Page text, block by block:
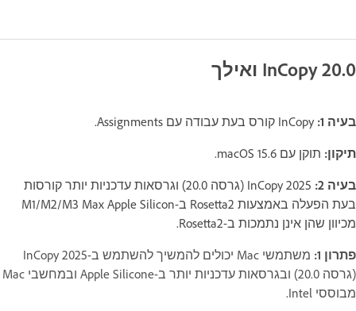
InCopy 20.0 ואילך
בעיה 1:
תיקון: תוקן עם macOS 15.6.
בעיה 2:
InCopy 2025 (גרסה 20.0) וגרסאות עדכניות יותר קורסות
בעת הפעלה באמצעות Rosetta2 ב-M1/M2/M3 Max Apple Silicon
מכיוון שהן אינן נתמכות ב-Rosetta2.
פתרון 1:
משתמשי Mac יכולים להמשיך להשתמש ב-InCopy 2025
(גרסה 20.0) ובגרסאות עדכניות יותר ב-Apple Silicone ובמחשבי Mac
מבוססי Intel
.